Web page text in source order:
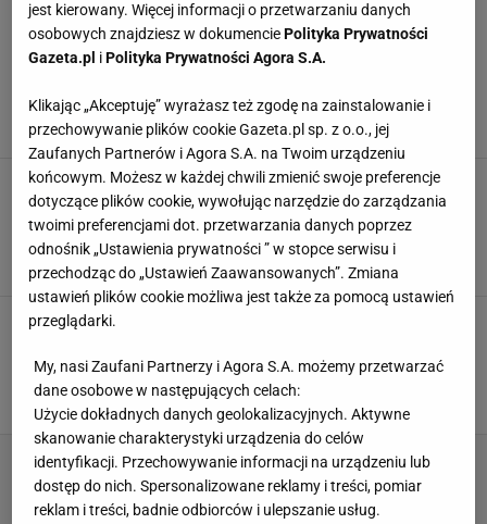
PODUSZKI
wygląd. Poduszka z Pepco to wiosenny hit
KRZESŁA KRZESŁO PODUSZKA PODUSZKI
Jysk poduszki dekoracyjne - ten futrzany
model w stylu glamour to idealny dodatek za
grosze
OZDOBNE PODUSZKI PODUSZKA PODUSZKI
PODUSZKI DEKORACYJNE
bawełna
KOMPLET POŚCIELI PODUSZKI
POŚCIEL BAWEŁNIANA
POŚCIEL SATYNOWA
jest kierowany. Więcej informacji o przetwarzaniu danych
osobowych znajdziesz w dokumencie Polityka Prywatności
Gazeta.pl i Polityka Prywatności Agora S.A.
Klikając „Akceptuję” wyrażasz też zgodę na zainstalowanie i
przechowywanie plików cookie Gazeta.pl sp. z o.o., jej
Zaufanych Partnerów i Agora S.A. na Twoim urządzeniu
końcowym. Możesz w każdej chwili zmienić swoje preferencje
dotyczące plików cookie, wywołując narzędzie do zarządzania
twoimi preferencjami dot. przetwarzania danych poprzez
odnośnik „Ustawienia prywatności ” w stopce serwisu i
przechodząc do „Ustawień Zaawansowanych”. Zmiana
ustawień plików cookie możliwa jest także za pomocą ustawień
przeglądarki.
My, nasi Zaufani Partnerzy i Agora S.A. możemy przetwarzać
dane osobowe w następujących celach:
Użycie dokładnych danych geolokalizacyjnych. Aktywne
skanowanie charakterystyki urządzenia do celów
identyfikacji. Przechowywanie informacji na urządzeniu lub
dostęp do nich. Spersonalizowane reklamy i treści, pomiar
reklam i treści, badnie odbiorców i ulepszanie usług.